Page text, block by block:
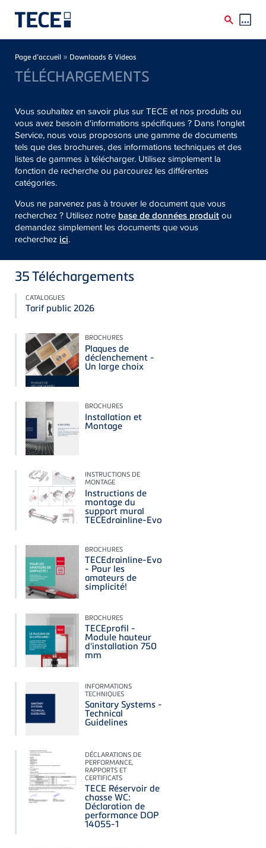
Breadcrumb
Page d’accueil » Downloads & Videos
TÉLÉCHARGEMENTS
Vous souhaitez en savoir plus sur TECE et nos produits ou
vous avez besoin d'informations spécifiques ? Dans l'onglet
Service, nous vous proposons une gamme de documents
tels que des brochures, des informations techniques et des
listes de gammes à télécharger. Utilisez simplement la
fonction de recherche ou parcourez les différentes
catégories.
Vous ne parvenez pas à trouver le document que vous
recherchez ? Utilisez notre base de données produitou
demandez simplement les documents que vous
recherchezici.
35Téléchargements
CATALOGUES
Tarif public 2026
BROCHURES
Plaques de
déclenchement -
Un large choix
BROCHURES
Installation et
Montage
INSTRUCTIONS DE
MONTAGE
Instructions de
montage du
support mural
TECEdrainline-Evo
BROCHURES
TECEdrainline-Evo
- Pour les
amateurs de
simplicité!
BROCHURES
TECEprofil -
Module hauteur
d'installation 750
mm
INFORMATIONS
TECHNIQUES
Sanitary Systems -
Technical
Guidelines
DÉCLARATIONS DE
PERFORMANCE,
RAPPORTS ET
CERTIFICATS
TECE Réservoir de
chasse WC:
Déclaration de
performance DOP
14055-1